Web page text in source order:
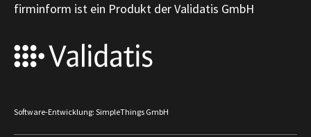
firminform ist ein Produkt der Validatis GmbH
Software-Entwicklung: SimpleThings GmbH